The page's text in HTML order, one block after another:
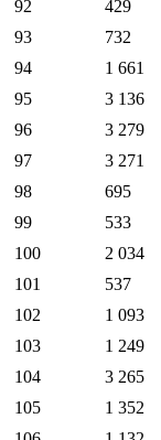
92
429
93
732
94
1 661
95
3 136
96
3 279
97
3 271
98
695
99
533
100
2 034
101
537
102
1 093
103
1 249
104
3 265
105
1 352